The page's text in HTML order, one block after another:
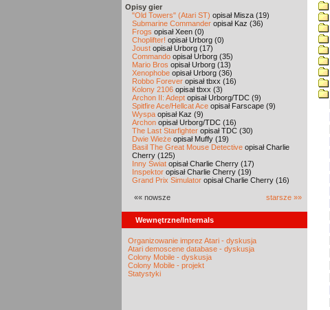
Opisy gier
"Old Towers" (Atari ST) opisał Misza (19)
Submarine Commander opisał Kaz (36)
Frogs opisał Xeen (0)
Choplifter! opisał Urborg (0)
Joust opisał Urborg (17)
Commando opisał Urborg (35)
Mario Bros opisał Urborg (13)
Xenophobe opisał Urborg (36)
Robbo Forever opisał tbxx (16)
Kolony 2106 opisał tbxx (3)
Archon II: Adept opisał Urborg/TDC (9)
Spitfire Ace/Hellcat Ace opisał Farscape (9)
Wyspa opisał Kaz (9)
Archon opisał Urborg/TDC (16)
The Last Starfighter opisał TDC (30)
Dwie Wieże opisał Muffy (19)
Basil The Great Mouse Detective opisał Charlie
Cherry (125)
Inny Świat opisał Charlie Cherry (17)
Inspektor opisał Charlie Cherry (19)
Grand Prix Simulator opisał Charlie Cherry (16)
«« nowsze starsze »»
Wewnętrzne/Internals
Organizowanie imprez Atari - dyskusja
Atari demoscene database - dyskusja
Colony Mobile - dyskusja
Colony Mobile - projekt
Statystyki